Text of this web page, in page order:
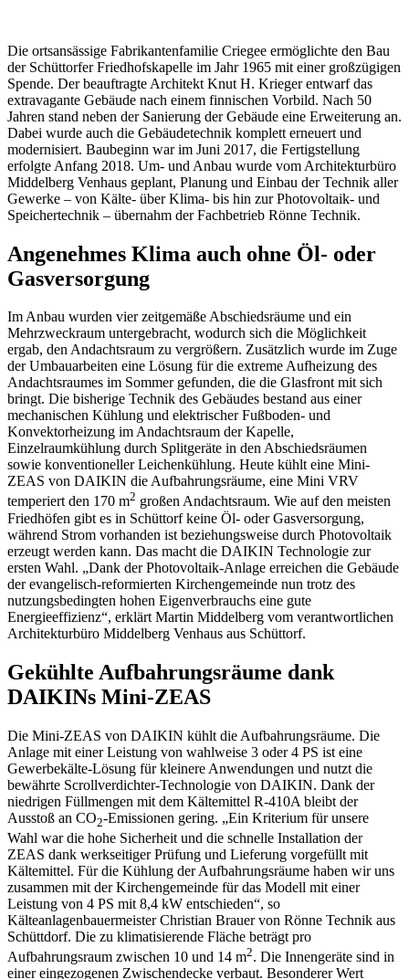
Die ortsansässige Fabrikantenfamilie Criegee ermöglichte den Bau
der Schüttorfer Friedhofskapelle im Jahr 1965 mit einer großzügigen
Spende. Der beauftragte Architekt Knut H. Krieger entwarf das
extravagante Gebäude nach einem finnischen Vorbild. Nach 50
Jahren stand neben der Sanierung der Gebäude eine Erweiterung an.
Dabei wurde auch die Gebäudetechnik komplett erneuert und
modernisiert. Baubeginn war im Juni 2017, die Fertigstellung
erfolgte Anfang 2018. Um- und Anbau wurde vom Architekturbüro
Middelberg Venhaus geplant, Planung und Einbau der Technik aller
Gewerke – von Kälte- über Klima- bis hin zur Photovoltaik- und
Speichertechnik – übernahm der Fachbetrieb Rönne Technik.
Angenehmes Klima auch ohne Öl- oder
Gasversorgung
Im Anbau wurden vier zeitgemäße Abschiedsräume und ein
Mehrzweckraum untergebracht, wodurch sich die Möglichkeit
ergab, den Andachtsraum zu vergrößern. Zusätzlich wurde im Zuge
der Umbauarbeiten eine Lösung für die extreme Aufheizung des
Andachtsraumes im Sommer gefunden, die die Glasfront mit sich
bringt. Die bisherige Technik des Gebäudes bestand aus einer
mechanischen Kühlung und elektrischer Fußboden- und
Konvektorheizung im Andachtsraum der Kapelle,
Einzelraumkühlung durch Splitgeräte in den Abschiedsräumen
sowie konventioneller Leichenkühlung. Heute kühlt eine Mini-
ZEAS von DAIKIN die Aufbahrungsräume, eine Mini VRV
temperiert den 170 m2 großen Andachtsraum. Wie auf den meisten
Friedhöfen gibt es in Schüttorf keine Öl- oder Gasversorgung,
während Strom vorhanden ist beziehungsweise durch Photovoltaik
erzeugt werden kann. Das macht die DAIKIN Technologie zur
ersten Wahl. „Dank der Photovoltaik-Anlage erreichen die Gebäude
der evangelisch-reformierten Kirchengemeinde nun trotz des
nutzungsbedingten hohen Eigenverbrauchs eine gute
Energieeffizienz“, erklärt Martin Middelberg vom verantwortlichen
Architekturbüro Middelberg Venhaus aus Schüttorf.
Gekühlte Aufbahrungsräume dank
DAIKINs Mini-ZEAS
Die Mini-ZEAS von DAIKIN kühlt die Aufbahrungsräume. Die
Anlage mit einer Leistung von wahlweise 3 oder 4 PS ist eine
Gewerbekälte-Lösung für kleinere Anwendungen und nutzt die
bewährte Scrollverdichter-Technologie von DAIKIN. Dank der
niedrigen Füllmengen mit dem Kältemittel R-410A bleibt der
Ausstoß an CO2-Emissionen gering. „Ein Kriterium für unsere
Wahl war die hohe Sicherheit und die schnelle Installation der
ZEAS dank werkseitiger Prüfung und Lieferung vorgefüllt mit
Kältemittel. Für die Kühlung der Aufbahrungsräume haben wir uns
zusammen mit der Kirchengemeinde für das Modell mit einer
Leistung von 4 PS mit 8,4 kW entschieden“, so
Kälteanlagenbauermeister Christian Brauer von Rönne Technik aus
Schüttdorf. Die zu klimatisierende Fläche beträgt pro
Aufbahrungsraum zwischen 10 und 14 m2. Die Innengeräte sind in
einer eingezogenen Zwischendecke verbaut. Besonderer Wert